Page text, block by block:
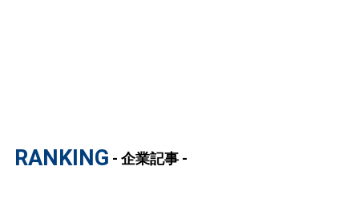
RANKING - 企業記事 -